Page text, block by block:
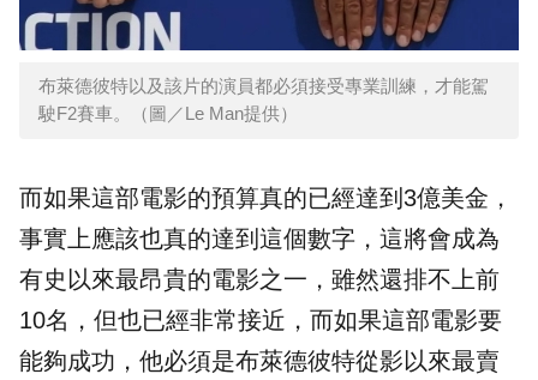
布萊德彼特以及該片的演員都必須接受專業訓練，才能駕
駛F2賽車。（圖／Le Man提供）
而如果這部電影的預算真的已經達到3億美金，
事實上應該也真的達到這個數字，這將會成為
有史以來最昂貴的電影之一，雖然還排不上前
10名，但也已經非常接近，而如果這部電影要
能夠成功，他必須是布萊德彼特從影以來最賣